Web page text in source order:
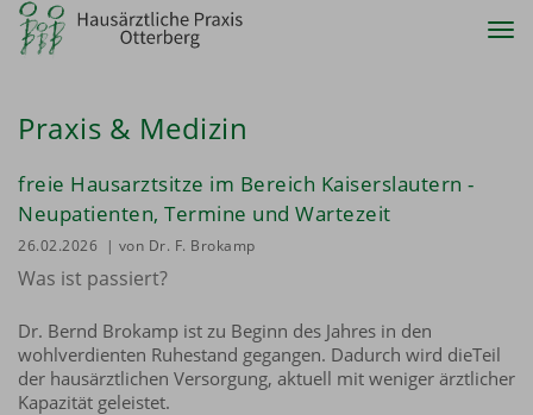
Praxis & Medizin
freie Hausarztsitze im Bereich Kaiserslautern -
Neupatienten, Termine und Wartezeit
26.02.2026 | von Dr. F. Brokamp
Was ist passiert?
Dr. Bernd Brokamp ist zu Beginn des Jahres in den
wohlverdienten Ruhestand gegangen. Dadurch wird dieTeil
der hausärztlichen Versorgung, aktuell mit weniger ärztlicher
Kapazität geleistet.